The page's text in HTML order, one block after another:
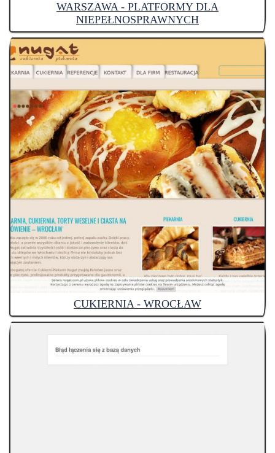
WARSZAWA - PLATFORMY DLA
NIEPEŁNOSPRAWNYCH
CUKIERNIA - WROCŁAW